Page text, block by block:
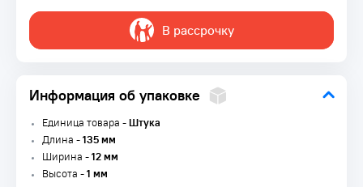
В рассрочку
Информация об упаковке
Единица товара -Штука
Длина -135 мм
Ширина -12 мм
Высота -1 мм